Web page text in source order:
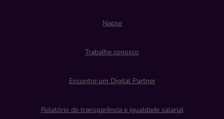
Napse
Trabalhe conosco
Encontre um Digital Partner
Relatório de transparência e igualdade salarial